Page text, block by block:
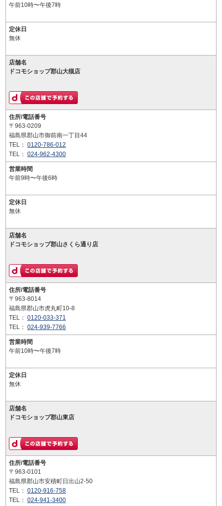
午前10時〜午後7時
定休日
無休
店舗名
ドコモショップ郡山大槻店
住所/電話番号
〒963-0209
福島県郡山市御前南一丁目44
TEL： 0120-786-012
TEL： 024-962-4300
営業時間
午前9時〜午後6時
定休日
無休
店舗名
ドコモショップ郡山さくら通り店
住所/電話番号
〒963-8014
福島県郡山市虎丸町10-8
TEL： 0120-033-371
TEL： 024-939-7766
営業時間
午前10時〜午後7時
定休日
無休
店舗名
ドコモショップ郡山東店
住所/電話番号
〒963-0101
福島県郡山市安積町日出山2-50
TEL： 0120-916-758
TEL： 024-941-3400